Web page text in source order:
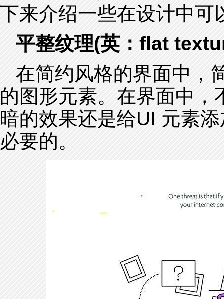
下来介绍一些在设计中可
平整纹理(英：flat
在简约风格的界面中，
的图形元素。在界面中
暗的效果还是给UI 元素
必要的。